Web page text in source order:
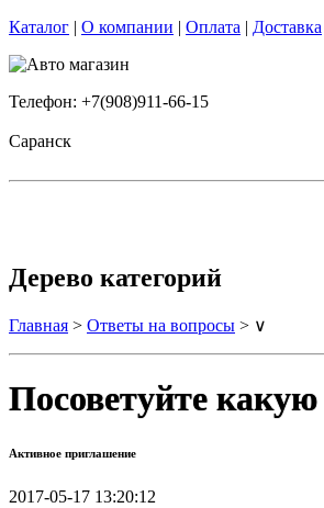
Каталог | О компании | Оплата | Доставка
Телефон: +7(908)911-66-15
Саранск
Дерево категорий
Главная > Ответы на вопросы > ∨
Посоветуйте
Активное приглашение
2017-05-17 13:20:12